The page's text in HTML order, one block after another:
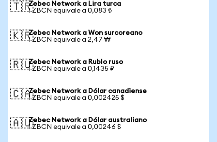
🇹🇷Zebec Network a Lira turca
1 ZBCN equivale a 0,083 ₺
🇰🇷Zebec Network a Won surcoreano
1 ZBCN equivale a 2,47 ₩
🇷🇺Zebec Network a Rublo ruso
1 ZBCN equivale a 0,1435 ₽
🇨🇦Zebec Network a Dólar canadiense
1 ZBCN equivale a 0,002425 $
🇦🇺Zebec Network a Dólar australiano
1 ZBCN equivale a 0,00246 $